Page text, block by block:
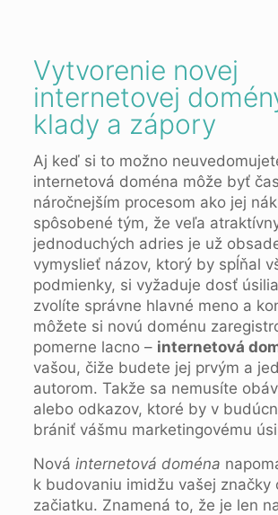
Vytvorenie novej
internetovej
klady a zápory
Aj keď si to možno
internetová doména môže byť
náročnejším procesom ako jej
spôsobené tým, že veľa
jednoduchých adries je už
vymyslieť názov, ktorý by spĺňal
podmienky, si vyžaduje dosť
zvolíte správne hlavné meno a
môžete si novú doménu
pomerne lacno – internetová
vašou, čiže budete jej prvým a
autorom. Takže sa nemusíte
alebo odkazov, ktoré by v
brániť vášmu marketingovému
Nová internetová doména
k budovaniu imidžu vašej značky
začiatku. Znamená to, že je len